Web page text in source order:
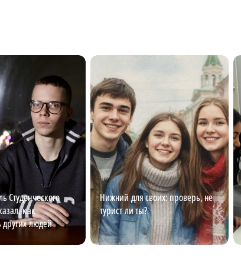
Студенческого
как
других людей
Нижний для своих: проверь, не
турист ли ты?